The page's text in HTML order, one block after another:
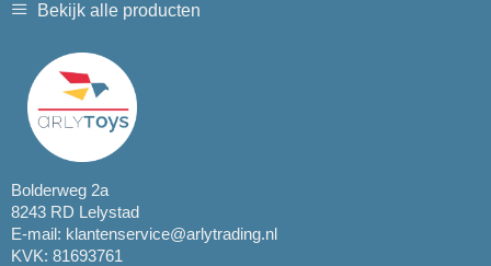
Bekijk alle producten
Bolderweg 2a
8243 RD Lelystad
E-mail: klantenservice@arlytrading.nl
KVK: 81693761